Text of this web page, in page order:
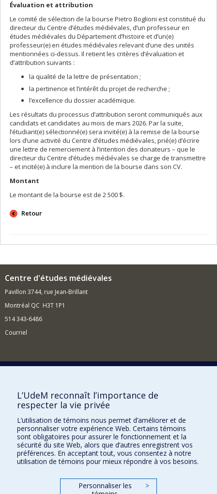
Évaluation et attribution
Le comité de sélection de la bourse Pietro Boglioni est constitué du
directeur du Centre d’études médiévales, d’un professeur en
études médiévales du Département d’histoire et d’un(e)
professeur(e) en études médiévales relevant d’une des unités
mentionnées ci-dessus. Il retient les critères d’évaluation et
d’attribution suivants :
la qualité de la lettre de présentation ;
la pertinence et l’intérêt du projet de recherche ;
l’excellence du dossier académique.
Les résultats du processus d’attribution seront communiqués aux
candidats et candidates au mois de mars 2026. Par la suite,
l’étudiant(e) sélectionné(e) sera invité(e) à la remise de la bourse
lors d’une activité du Centre d’études médiévales, prié(e) d’écrire
une lettre de remerciement à l’intention des donateurs – que le
directeur du Centre d’études médiévales se charge de transmettre
– et incité(e) à inclure la mention de la bourse dans son CV.
Montant
Le montant de la bourse est de 2 500 $.
Retour
Centre d'études médiévales
Pavillon 3744, rue Jean-Brillant
Montréal QC H3T 1P1
514 343-6486
Courriel
Comment soutenir le Centre?
BESOIN D'AIDE?
Plan du site
Signaler une erreur
Accessibilité
FACULTÉ DES ARTS ET DES SCIENCES
Nos départements et écoles
L’UdeM reconnaît l’importance de
respecter la vie privée
L’utilisation de témoins nous permet d’améliorer et de
personnaliser votre expérience Web. Certains témoins
sont obligatoires pour assurer le fonctionnement et la
sécurité du site Web, alors que d’autres enregistrent vos
préférences. En acceptant tout, vous consentez à notre
utilisation de témoins pour mieux répondre à vos besoins.
Personnaliser les
>